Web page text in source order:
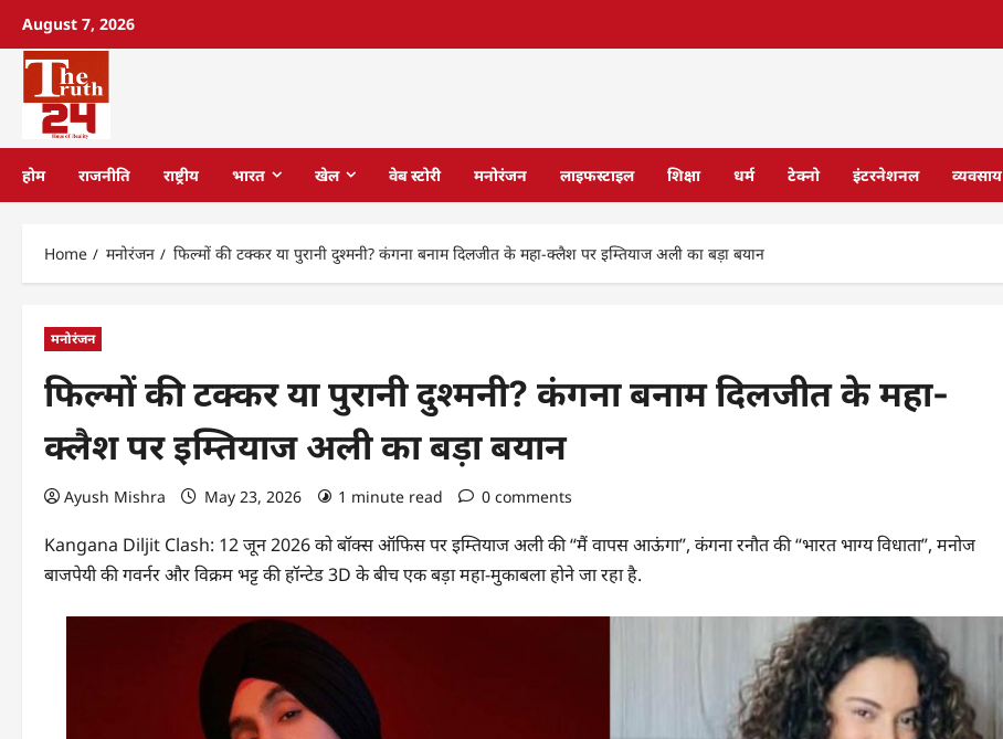
August 7, 2026
होम राजनीति राष्ट्रीय भारत खेल वेब स्टोरी मनोरंजन लाइफस्टाइल शिक्षा धर्म टेक्नो इंटरनेशनल व्यवसाय
Home मनोरंजन फिल्मों की टक्कर या पुरानी दुश्मनी? कंगना बनाम दिलजीत के महा-क्लैश पर इम्तियाज अली का बड़ा बयान
मनोरंजन
फिल्मों की टक्कर या पुरानी दुश्मनी? कंगना बनाम दिलजीत के महा-
क्लैश पर इम्तियाज अली का बड़ा बयान
Ayush Mishra May 23, 2026 1 minute read 0 comments
Kangana Diljit Clash: 12 जून 2026 को बॉक्स ऑफिस पर इम्तियाज अली की “मैं वापस आऊंगा”, कंगना रनौत की “भारत भाग्य विधाता”, मनोज
बाजपेयी की गवर्नर और विक्रम भट्ट की हॉन्टेड 3D के बीच एक बड़ा महा-मुकाबला होने जा रहा है.